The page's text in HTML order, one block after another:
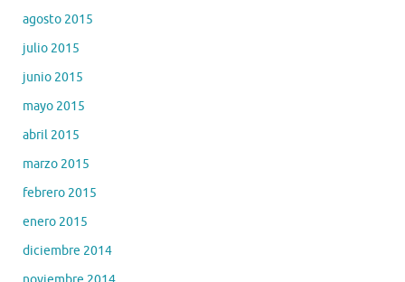
agosto 2015
julio 2015
junio 2015
mayo 2015
abril 2015
marzo 2015
febrero 2015
enero 2015
diciembre 2014